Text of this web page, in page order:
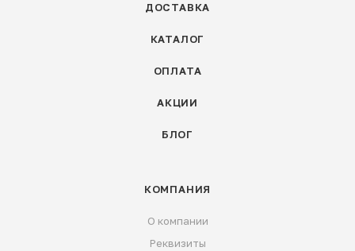
ДОСТАВКА
КАТАЛОГ
ОПЛАТА
АКЦИИ
БЛОГ
КОМПАНИЯ
О компании
Реквизиты